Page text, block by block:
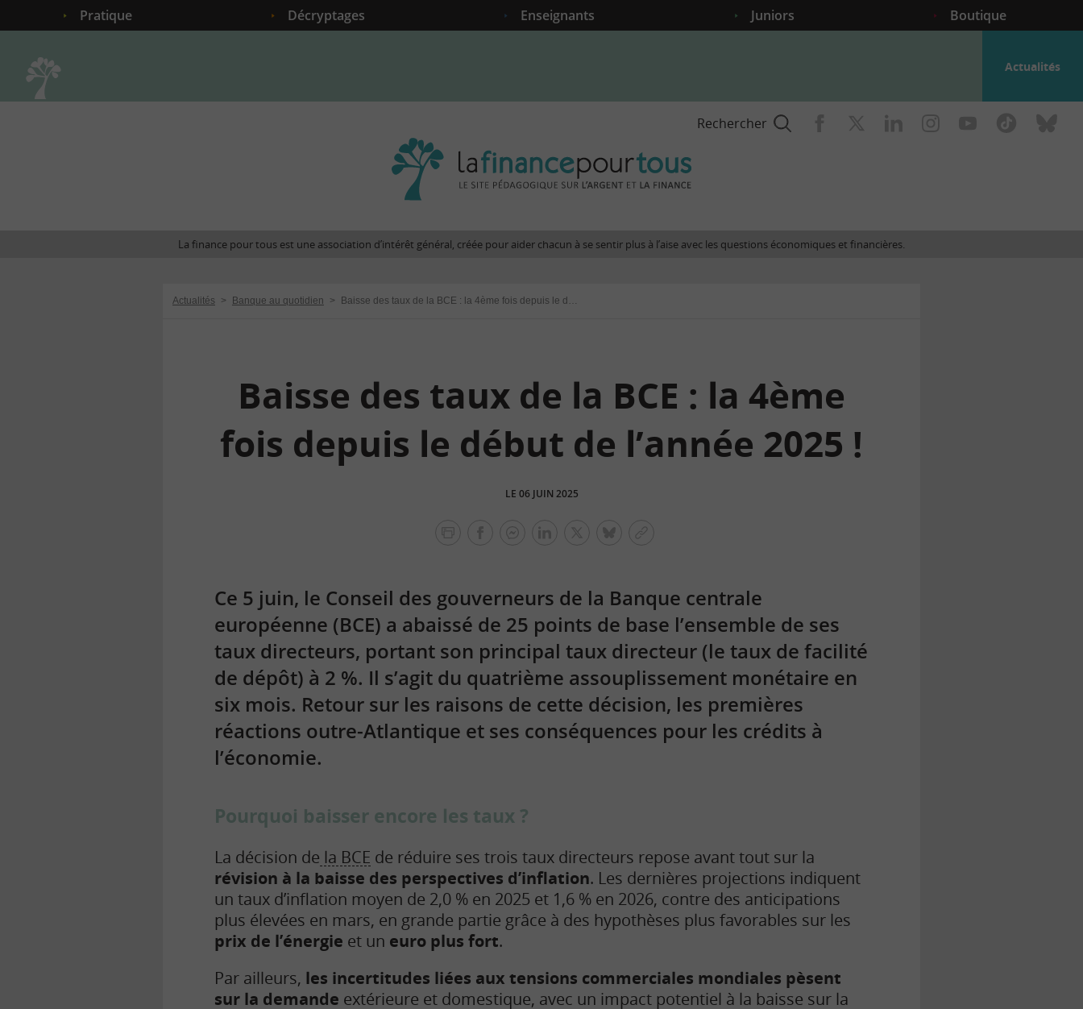
Pratique Décryptages Enseignants Juniors Boutique
Actualités
Rechercher
finance
site
La finance pour tous est une association d’intérêt général, créée pour aider chacun à se sentir plus à l’aise avec les questions économiques et financières.
Actualités > Banque au quotidien > Baisse des taux de la BCE : la 4ème fois depuis le début de l’année 2025 !
Baisse des taux de la BCE : la 4ème
fois depuis le début de l’année 2025 !
LE 06 JUIN 2025
Ce 5 juin, le Conseil des gouverneurs de la Banque centrale
européenne (BCE) a abaissé de 25 points de base l’ensemble de ses
taux directeurs, portant son principal taux directeur (le taux de facilité
de dépôt) à 2 %. Il s’agit du quatrième assouplissement monétaire en
six mois. Retour sur les raisons de cette décision, les premières
réactions outre-Atlantique et ses conséquences pour les crédits à
l’économie.
Pourquoi baisser encore les taux ?
La décision de la BCE de réduire ses trois taux directeurs repose avant tout sur la
révision à la baisse des perspectives d’inflation. Les dernières projections indiquent
un taux d’inflation moyen de 2,0 % en 2025 et 1,6 % en 2026, contre des anticipations
plus élevées en mars, en grande partie grâce à des hypothèses plus favorables sur les
prix de l’énergie et un euro plus fort.
Par ailleurs, les incertitudes liées aux tensions commerciales mondiales pèsent
sur la demande extérieure et domestique, avec un impact potentiel à la baisse sur la